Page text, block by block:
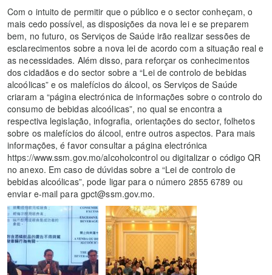
Com o intuito de permitir que o público e o sector conheçam, o
mais cedo possível, as disposições da nova lei e se preparem
bem, no futuro, os Serviços de Saúde irão realizar sessões de
esclarecimentos sobre a nova lei de acordo com a situação real e
as necessidades. Além disso, para reforçar os conhecimentos
dos cidadãos e do sector sobre a “Lei de controlo de bebidas
alcoólicas” e os malefícios do álcool, os Serviços de Saúde
criaram a “página electrónica de informações sobre o controlo do
consumo de bebidas alcoólicas”, no qual se encontra a
respectiva legislação, infografia, orientações do sector, folhetos
sobre os malefícios do álcool, entre outros aspectos. Para mais
informações, é favor consultar a página electrónica
https://www.ssm.gov.mo/alcoholcontrol ou digitalizar o código QR
no anexo. Em caso de dúvidas sobre a “Lei de controlo de
bebidas alcoólicas”, pode ligar para o número 2855 6789 ou
enviar e-mail para gpct@ssm.gov.mo.